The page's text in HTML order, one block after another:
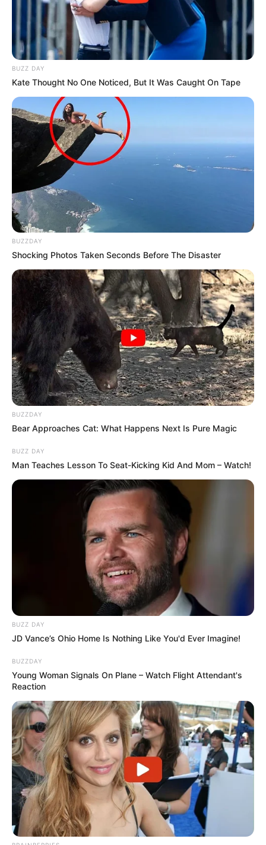
BUZZ DAY
Kate Thought No One Noticed, But It Was Caught On Tape
BUZZDAY
Shocking Photos Taken Seconds Before The Disaster
BUZZDAY
Bear Approaches Cat: What Happens Next Is Pure Magic
BUZZ DAY
Man Teaches Lesson To Seat-Kicking Kid And Mom – Watch!
BUZZ DAY
JD Vance’s Ohio Home Is Nothing Like You'd Ever Imagine!
BUZZDAY
Young Woman Signals On Plane – Watch Flight Attendant's
Reaction